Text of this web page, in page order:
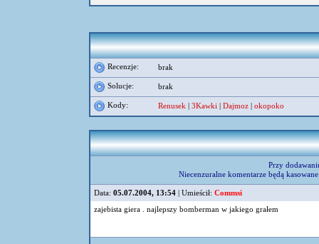
Recenzje: brak
Solucje: brak
Kody: Renusek | 3Kawki | Dajmoz | okopoko
Przy
Niecenzuralne komentarze będą
Data: 05.07.2004, 13:54 | Umieścił: Commsi
zajebista giera . najlepszy bomberman w jakiego grałem